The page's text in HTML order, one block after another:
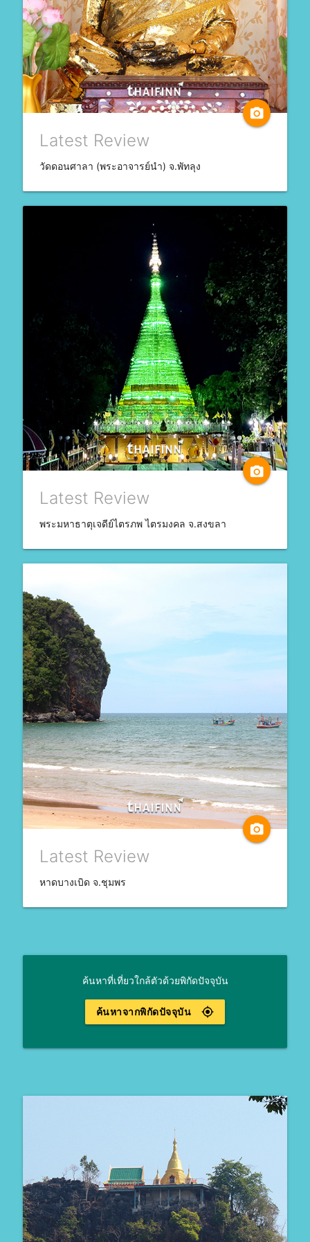
camera_alt
Latest Review
วัดดอนศาลา (พระอาจารย์นำ) จ.พัทลุง
camera_alt
Latest Review
พระมหาธาตุเจดีย์ไตรภพ ไตรมงคล จ.สงขลา
camera_alt
Latest Review
หาดบางเบิด จ.ชุมพร
ค้นหาที่เที่ยวใกล้ตัวด้วยพิกัดปัจจุบัน
gps_fixed
ค้นหาจากพิกัดปัจจุบัน